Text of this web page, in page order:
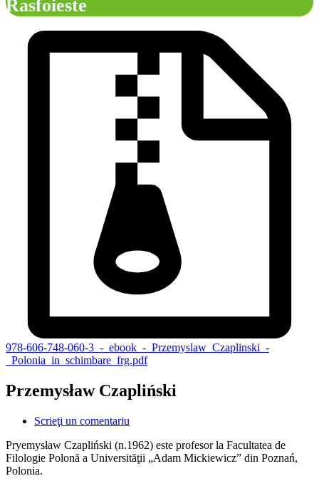
Rasfoieste
978-606-748-060-3_-_ebook_-_Przemyslaw_Czaplinski_-
_Polonia_in_schimbare_frg.pdf
Przemysław Czapliński
Scrieţi un comentariu
Pryemysław Czapliński (n.1962) este profesor la Facultatea de
Filologie Polonă a Universităţii „Adam Mickiewicz” din Poznań,
Polonia.